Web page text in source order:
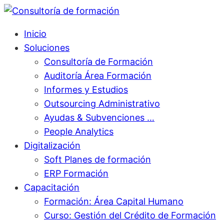
Inicio
Soluciones
Consultoría de Formación
Auditoría Área Formación
Informes y Estudios
Outsourcing Administrativo
Ayudas & Subvenciones …
People Analytics
Digitalización
Soft Planes de formación
ERP Formación
Capacitación
Formación: Área Capital Humano
Curso: Gestión del Crédito de Formación